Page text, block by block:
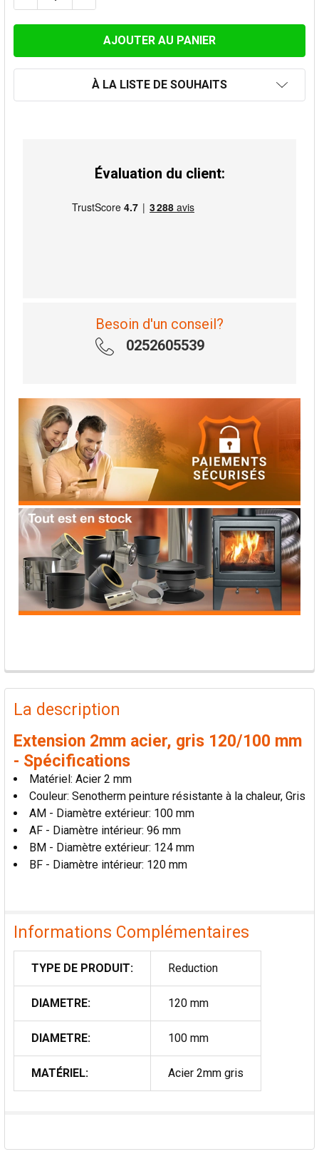
À LA LISTE DE SOUHAITS
Évaluation du client:
Besoin d'un conseil?
0252605539
PRODUITS
FRÉQUEMMENT
ACHETÉS
TOUT
SÉLECTIONNER
AJOUTER
LA
SÉLECTION
AU PANIER
La description
Extension 2mm acier, gris 120/100 mm
- Spécifications
Matériel: Acier 2 mm
Couleur: Senotherm peinture résistante à la chaleur, Gris
AM - Diamètre extérieur: 100 mm
AF - Diamètre intérieur: 96 mm
BM - Diamètre extérieur: 124 mm
BF - Diamètre intérieur: 120 mm
Informations Complémentaires
TYPE DE PRODUIT: Reduction
DIAMETRE: 120 mm
DIAMETRE: 100 mm
MATÉRIEL: Acier 2mm gris